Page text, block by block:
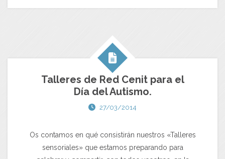
Talleres de Red Cenit para el
Día del Autismo.
27/03/2014
Os contamos en qué consistirán nuestros «Talleres
sensoriales» que estamos preparando para